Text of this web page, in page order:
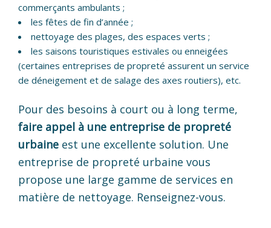
commerçants ambulants ;
les fêtes de fin d’année ;
nettoyage des plages, des espaces verts ;
les saisons touristiques estivales ou enneigées
(certaines entreprises de propreté assurent un service
de déneigement et de salage des axes routiers), etc.
Pour des besoins à court ou à long terme,
faire appel à une entreprise de propreté
urbaine est une excellente solution. Une
entreprise de propreté urbaine vous
propose une large gamme de services en
matière de nettoyage. Renseignez-vous.